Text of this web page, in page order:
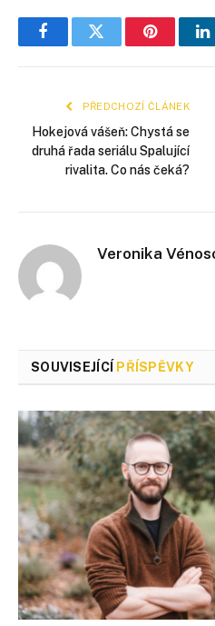
FacebookTwitter Pinterest
PŘEDCHOZÍ ČLÁNEK
Hokejová vášeň: Chystá se
druhá řada seriálu Spalující
rivalita. Co nás čeká?
Veronika
SOUVISEJÍCÍ PŘÍSPĚVKY